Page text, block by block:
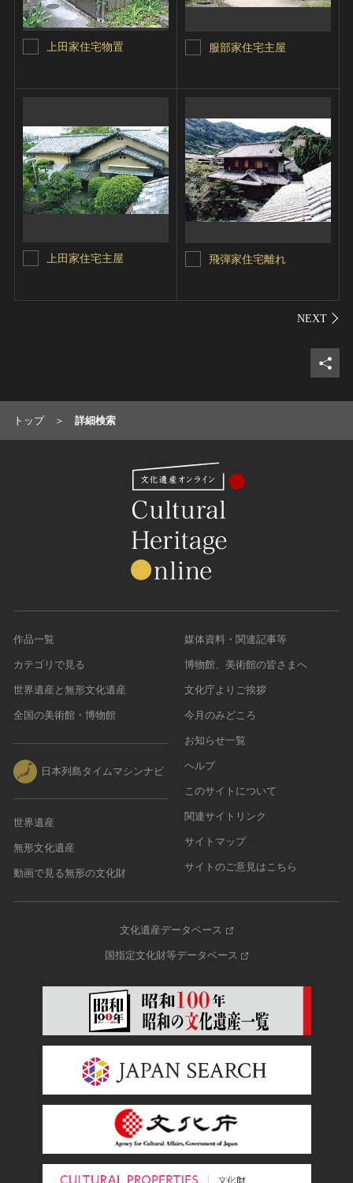
上田家住宅物置 服部家住宅主屋
上田家住宅主屋 飛弾家住宅離れ
シェ
トップ 詳細検索
作品一覧
カテゴリで見る
世界遺産と無形文化遺産
全国の美術館・博物館
日本列島タイムマシンナビ
世界遺産
無形文化遺産
動画で見る無形の文化財
媒体資料・関連記事等
博物館、美術館の皆さまへ
文化庁よりご挨拶
今月のみどころ
お知らせ一覧
ヘルプ
このサイトについて
関連サイトリンク
サイトマップ
サイトのご意見はこちら
文化遺産データベース
国指定文化財等データベース